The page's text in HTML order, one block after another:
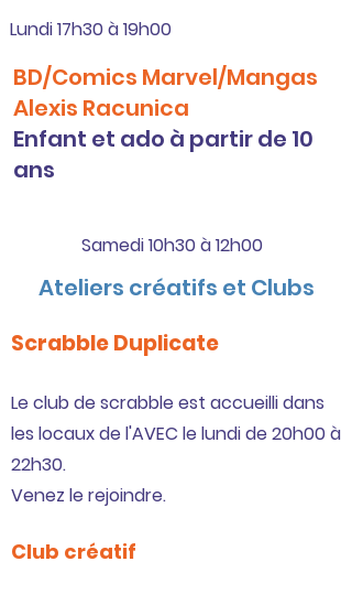
Lundi 17h30 à 19h00
BD/Comics Marvel/Mangas
Alexis Racunica
Enfant et ado à partir de 10
ans
Samedi 10h30 à 12h00
Ateliers créatifs et Clubs
Scrabble Duplicate
Le club de scrabble est accueilli dans
les locaux de l'AVEC le lundi de 20h00 à
22h30.
Venez le rejoindre.
Club créatif